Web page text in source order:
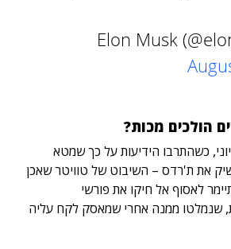
הולכים מכות?
כשהתרבו הידיעות על כך שמטא
את ת'רדס – השיבוט של טוויטר שאכן
לאסוף אל חיקו את פורשי
שנמלטו ממנה אחרי שמאסק לקח עליה